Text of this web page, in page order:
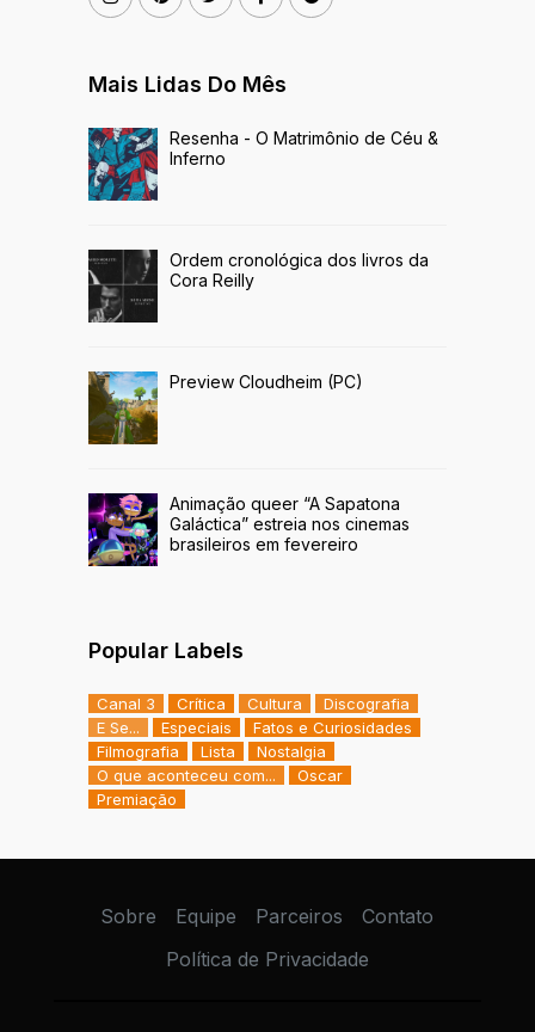
Mais Lidas Do Mês
Resenha - O Matrimônio de Céu &
Inferno
Ordem cronológica dos livros da
Cora Reilly
Preview Cloudheim (PC)
Animação queer “A Sapatona
Galáctica” estreia nos cinemas
brasileiros em fevereiro
Popular Labels
Canal 3 Crítica Cultura
Discografia
E Se...
Especiais
Fatos e Curiosidades
Filmografia
Lista
Nostalgia
O que aconteceu com...
Oscar
Premiação
Sobre Equipe Parceiros
Contato
Política de Privacidade